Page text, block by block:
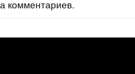
комментариев.